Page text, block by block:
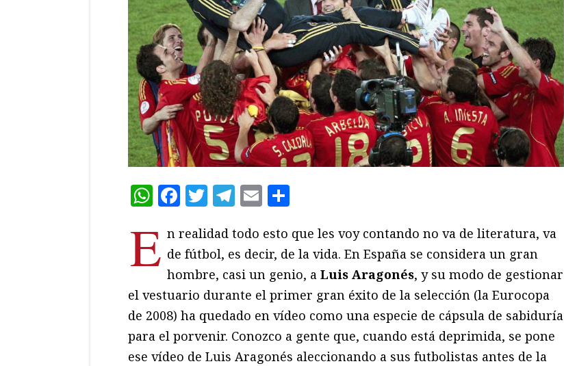
WhatsApp
Facebook
Twitter
Telegram
Email
E n realidad todo esto que les voy contando no va de literatura, va
de fútbol, es decir, de la vida. En España se considera un gran
hombre, casi un genio, a Luis Aragonés, y su modo de gestionar
el vestuario durante el primer gran éxito de la selección (la Eurocopa
de 2008) ha quedado en vídeo como una especie de cápsula de sabiduría
para el porvenir. Conozco a gente que, cuando está deprimida, se pone
ese vídeo de Luis Aragonés aleccionando a sus futbolistas antes de la